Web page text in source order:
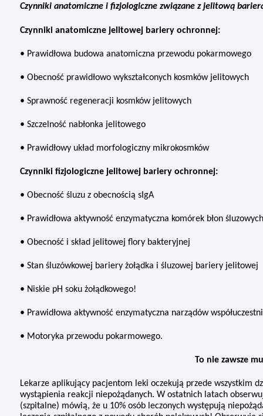
Czynniki anatomiczne i fizjologicz­ne związane z jelitową
Czynniki anatomiczne jelitowej bariery ochronnej:
• Prawidłowa budowa anatomiczna przewodu pokarmowego
• Obecność prawidłowo wykształ­conych kosmków jelitowych
• Sprawność regeneracji kosmków jelitowych
• Szczelność nabłonka jelitowego
• Prawidłowy układ morfologiczny mikrokosmków
Czynniki fizjologiczne jelitowej bariery ochronnej:
• Obecność śluzu z obecnością sIgA
• Prawidłowa aktywność enzyma­tyczna komórek błon
• Obecność i skład jelitowej flory bakteryjnej
• Stan śluzówkowej bariery żołądka i śluzowej bariery jelitowej
• Niskie pH soku żołądkowego!
• Prawidłowa aktywność enzyma­tyczna narządów
• Motoryka przewodu pokarmowe­go.
To nie zawsze
Lekarze aplikujący pacjentom leki oczekują przede wszystkim
wystąpienia reakcji niepożądanych. W ostatnich la­tach
(szpitalne) mówią, że u 10% osób leczonych występują